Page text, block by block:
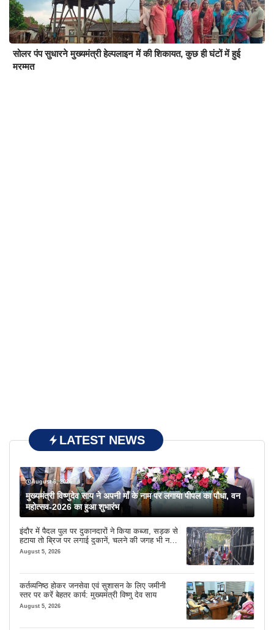
सोलर पंप सुधारने मुख्यमंत्री हेल्पलाइन में की शिकायत, कुछ ही घंटों में हुई
मरम्मत
LATEST NEWS
August 6, 2026
मुख्यमंत्री विष्णुदेव साय ने अपनी माँ के नाम पर लगाया पीपल का पौधा, वन
महोत्सव-2026 का हुआ शुभारंभ
इंदौर में पैदल पुल पर दुकानदारों ने किया कब्जा, सड़क से
हटाया तो ब्रिज पर लगाई दुकानें, चलने की जगह भी नहीं
मिल रही
August 5, 2026
कर्तव्यनिष्ठ होकर जनसेवा एवं सुशासन के लिए जमीनी
स्तर पर करें बेहतर कार्य: मुख्यमंत्री विष्णु देव साय
August 5, 2026